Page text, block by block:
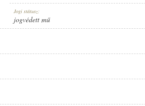
Jogi státusz:
jogvédett mű